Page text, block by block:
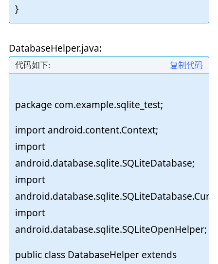
}
DatabaseHelper.java:
复制代码
代码如下:
package com.example.sqlite_test;
import android.content.Context;
import
android.database.sqlite.SQLiteDatabase;
import
import
android.database.sqlite.SQLiteOpenHelper;
public class DatabaseHelper extends